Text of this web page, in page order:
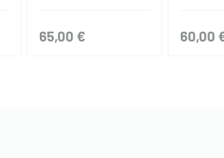
65,00 € 60,00